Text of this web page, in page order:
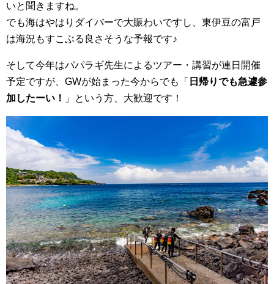
いと聞きますね。
でも海はやはりダイバーで大賑わいですし、東伊豆の富戸
は海況もすこぶる良さそうな予報です♪
そして今年はパパラギ先生によるツアー・講習が連日開催
予定ですが、GWが始まった今からでも「 日帰りでも急遽参
加したーい！
」という方、大歓迎です！